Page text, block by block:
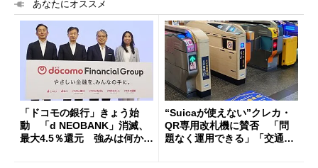
あなたにオススメ
「ドコモの銀行」きょう始
動 「d NEOBANK」消滅、
最大4.5％還元 強みは何か解
“Suicaが使えない”クレカ・
QR専用改札機に賛否 「問
題なく運用できる」「交通系I